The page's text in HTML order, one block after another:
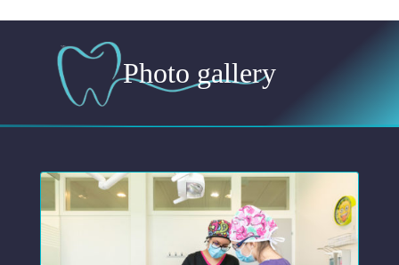
Photo gallery